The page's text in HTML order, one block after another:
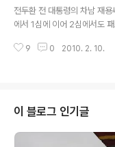
r/2010/02/11/
전두환 전 대통령의 차남 재
에서 1심에 이어 2심에서도
항소심에서 "2000년도 귀속
자 소송을 냈다. 앞서 재용씨
년6월에 집행유예 3년, 벌금
ndoc..
9 0 2010. 2. 10.
이 블로그 인기글